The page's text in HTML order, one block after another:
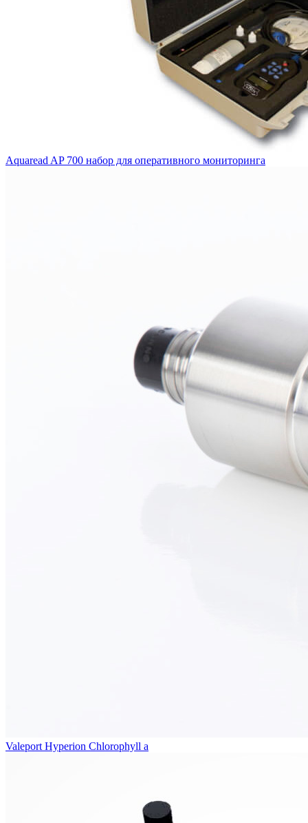
Aquaread AP 700 набор для оперативного мониторинга
Valeport Hyperion Chlorophyll a